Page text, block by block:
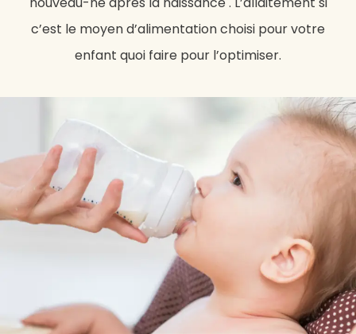
c’est le moyen d’alimentation choisi pour votre
enfant quoi faire pour l’optimiser.